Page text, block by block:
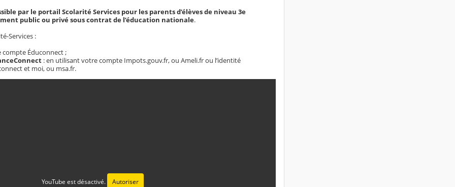
par le portail Scolarité Services pour les parents d’élèves de niveau 3e
public ou privé sous contrat de l’éducation nationale.
Services :
compte Éduconnect ;
: en utilisant votre compte Impots.gouv.fr, ou Ameli.fr ou l’identité
et moi, ou msa.fr.
YouTube est désactivé. Autoriser